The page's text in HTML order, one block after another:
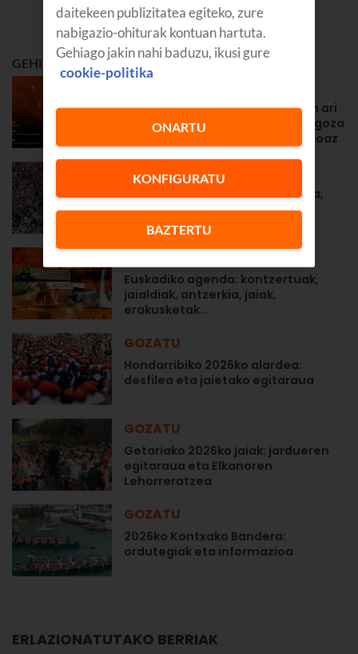
GEHIEN IRAKURRIENA
Euskaltel bere sarea prestatzen ari
da, bezeroek ahalik eta gehien goza
dezaten eguzki-eklipse historikoaz
GOZATU
Tafallako 2026ko jaiak: egutegia,
datak, egitaraua...
Euskadiko agenda: kontzertuak,
jaialdiak, antzerkia, jaiak,
erakusketak…
GOZATU
Hondarribiko 2026ko alardea:
desfilea eta jaietako egitaraua
GOZATU
Getariako 2026ko jaiak: jardueren
egitaraua eta Elkanoren
Lehorreratzea
GOZATU
2026ko Kontxako Bandera:
ordutegiak eta informazioa
ERLAZIONATUTAKO BERRIAK
daitekeen publizitatea egiteko, zure
nabigazio-ohiturak kontuan hartuta.
Gehiago jakin nahi baduzu, ikusi gure
cookie-politika
KONFIGURATU
BAZTERTU
ONARTU